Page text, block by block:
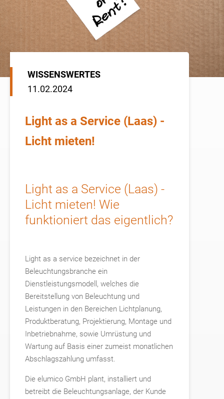
WISSENSWERTES
Light as a Service (Laas) -
Licht mieten!
11.02.2024
Light as a Service (Laas) -
Licht mieten! Wie
funktioniert das eigentlich?
Light as a service bezeichnet in der
Beleuchtungsbranche ein
Dienstleistungsmodell, welches die
Bereitstellung von Beleuchtung und
Leistungen in den Bereichen Lichtplanung,
Produktberatung, Projektierung, Montage und
Inbetriebnahme, sowie Umrüstung und
Wartung auf Basis einer zumeist monatlichen
Abschlagszahlung umfasst.
Die elumico GmbH plant, installiert und
betreibt die Beleuchtungsanlage, der Kunde